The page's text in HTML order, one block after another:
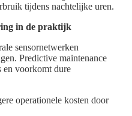
tijdens nachtelijke uren.
in de praktijk
sensornetwerken
Predictive maintenance
en voorkomt dure
operationele kosten door